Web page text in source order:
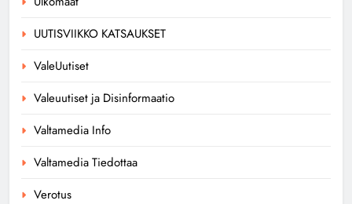
UUTISVIIKKO KATSAUKSET
ValeUutiset
Valeuutiset ja Disinformaatio
Valtamedia Info
Valtamedia Tiedottaa
Verotus